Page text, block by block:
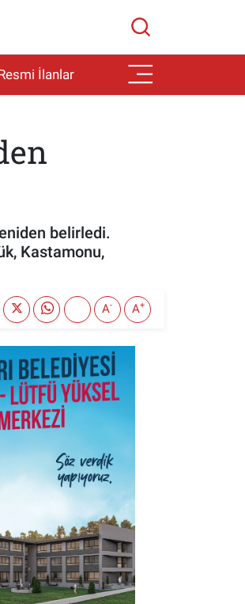
İlanlar
belirledi.
Kastamonu,
A- A+